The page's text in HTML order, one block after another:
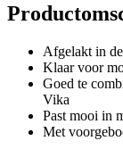
Afgelakt in
Klaar voor
Goed te
Vika
Past mooi in
Met